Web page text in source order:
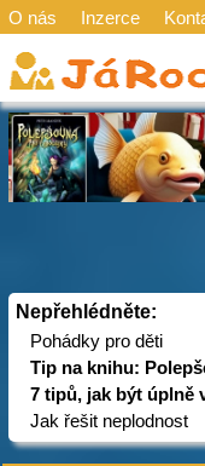
O nás Inzerce
Nepřehlédněte:
Pohádky pro děti
Tip na knihu:
7 tipů, jak být úplně
Jak řešit neplodnost